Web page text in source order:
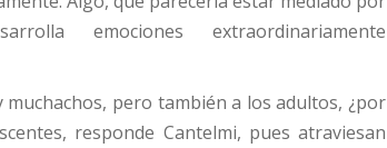
emociones extraordinariamente
pero también a los adultos, ¿por
responde Cantelmi, pues atraviesan